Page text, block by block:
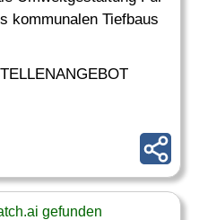
kommunalen Tiefbaus
gefunden